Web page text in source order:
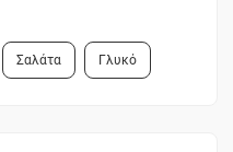
Σαλάτα Γλυκό